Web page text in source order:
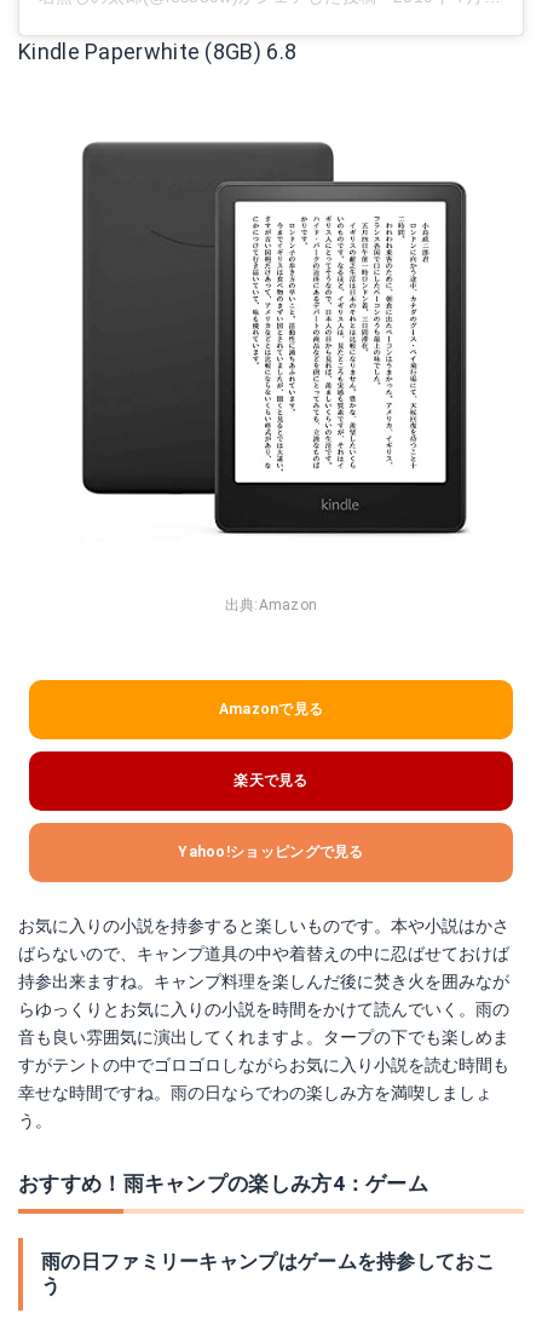
Kindle Paperwhite (8GB) 6.8
出典:Amazon
Amazonで見る
楽天で見る
Yahoo!ショッピングで見る
お気に入りの小説を持参すると楽しいものです。本や小説はかさ
ばらないので、キャンプ道具の中や着替えの中に忍ばせておけば
持参出来ますね。キャンプ料理を楽しんだ後に焚き火を囲みなが
らゆっくりとお気に入りの小説を時間をかけて読んでいく。雨の
音も良い雰囲気に演出してくれますよ。タープの下でも楽しめま
すがテントの中でゴロゴロしながらお気に入り小説を読む時間も
幸せな時間ですね。雨の日ならでわの楽しみ方を満喫しましょ
う。
おすすめ！雨キャンプの楽しみ方4：ゲーム
雨の日ファミリーキャンプはゲームを持参しておこ
う